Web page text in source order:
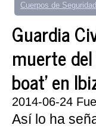
Cuerpos de
Guardia
muerte
boat' en
2014-06-24
Así lo ha